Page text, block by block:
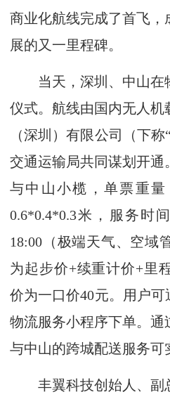
商业化航线完成了首飞
展的又一里程碑。
当天，深圳、中山在
仪式。航线由国内无人机
（深圳）有限公司（下
交通运输局共同谋划开通
与中山小榄，单票重量
0.6*0.4*0.3米，服务时
18:00（极端天气、空域
为起步价+续重计价+里
价为一口价40元。用户
物流服务小程序下单。通
与中山的跨城配送服务可
丰翼科技创始人、副